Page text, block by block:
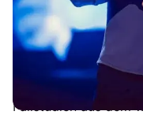
Das erwartet dich
Die neuesten
inspirierenden
Fallstudien aus dem